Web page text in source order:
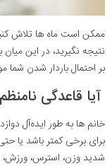
ممکن است ماه ها تلاش
نتیجه نگیرید، در این
بر احتمال باردار شدن شما
آیا قاعدگی
خانم ها به طور ایده‌آل
برای برخی کمتر باشد یا
شدید وزن، استرس، ورزش،